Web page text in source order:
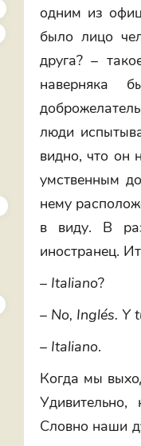
одним из
было лицо
друга? –
наверняка
люди
видно, что он
умственным
нему
в виду. В
иностранец.
– Italiano?
– No, Inglés. Y
– Italiano.
Когда мы
Словно наши